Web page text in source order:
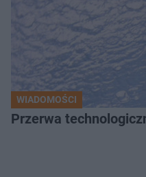
WIADOMOŚCI
Przerwa